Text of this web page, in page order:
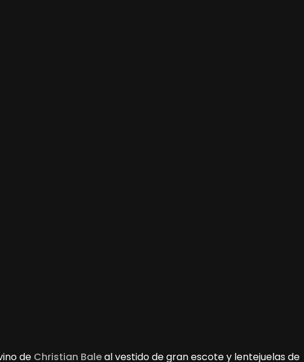
de Christian Baleal vestido de gran escote y lentejuelas de